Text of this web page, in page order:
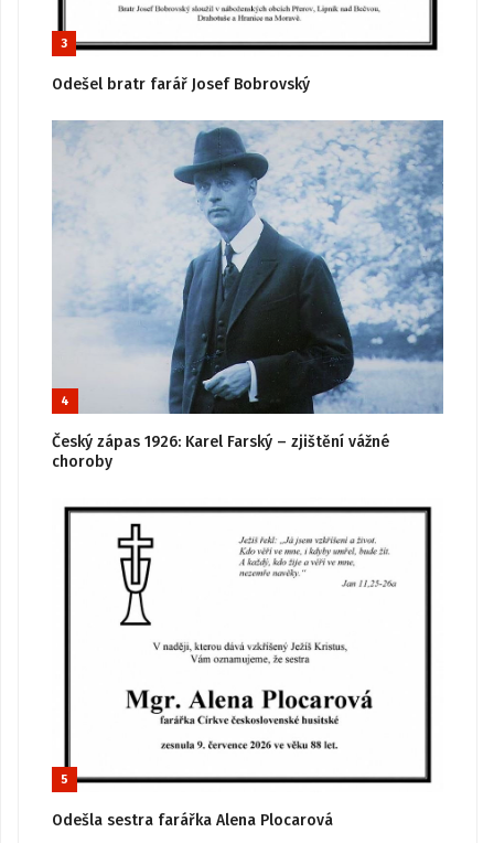
3
Odešel bratr farář Josef Bobrovský
4
Český zápas 1926: Karel Farský – zjištění vážné
choroby
5
Odešla sestra farářka Alena Plocarová